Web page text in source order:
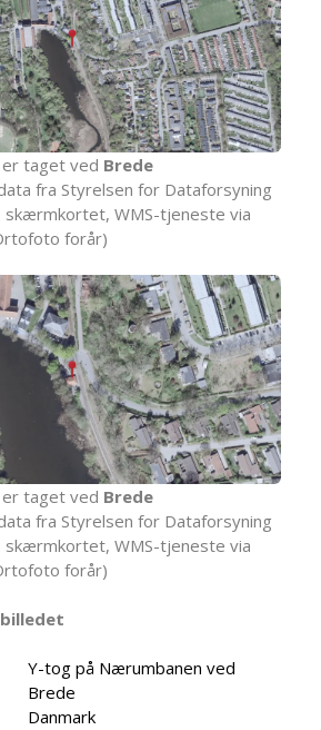
taget ved Brede
fra Styrelsen for Dataforsyning
skærmkortet, WMS-tjeneste via
forår)
taget ved Brede
fra Styrelsen for Dataforsyning
skærmkortet, WMS-tjeneste via
forår)
Y-tog på Nærumbanen ved
Brede
Danmark